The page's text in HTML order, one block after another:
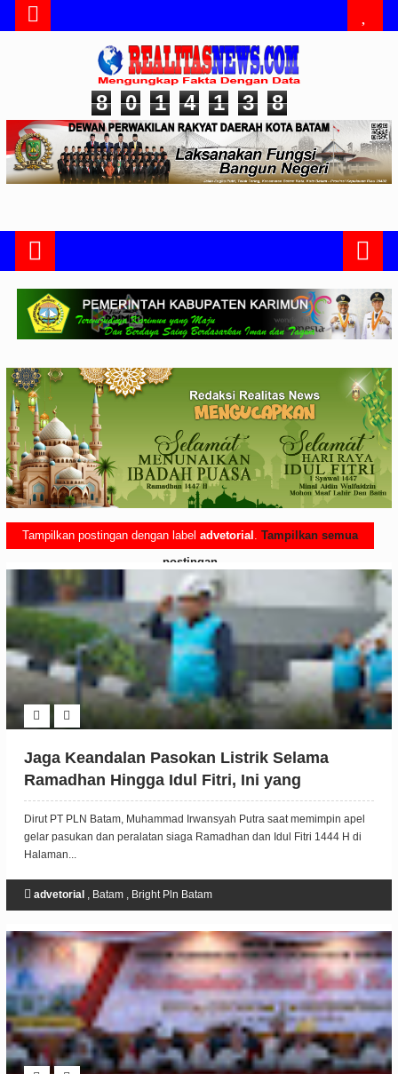
8 0 1 4 1 3 8
Tampilkan postingan dengan label advetorial Tampilkan semua
postingan
Jaga Keandalan Pasokan Listrik Selama
Ramadhan Hingga Idul Fitri, Ini yang
Dipersiapkan PT PLN Batam
Dirut PT PLN Batam, Muhammad Irwansyah Putra saat memimpin apel
gelar pasukan dan peralatan siaga Ramadhan dan Idul Fitri 1444 H di
Halaman...
advetorial, Batam, Bright Pln Batam